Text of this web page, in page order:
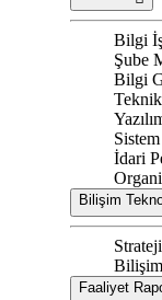
Bilgi
Şube
Bilgi
İdari
Bilişim
Faaliyet